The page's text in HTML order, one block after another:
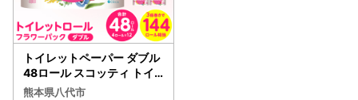
トイレットペーパー ダブル
48ロール スコッティ トイ
レット
熊本県八代市